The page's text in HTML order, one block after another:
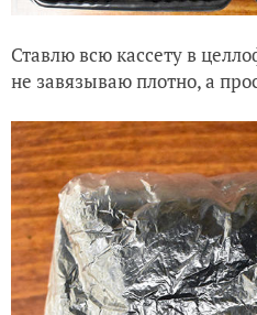
Ставлю всю кассету в
не завязываю плотно, а